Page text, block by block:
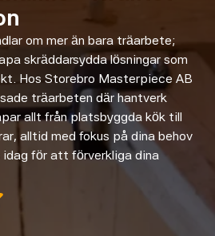
om mer än bara träarbete;
skräddarsydda lösningar som
Hos Storebro Masterpiece AB
träarbeten där hantverk
allt från platsbyggda kök till
alltid med fokus på dina behov
för att förverkliga dina